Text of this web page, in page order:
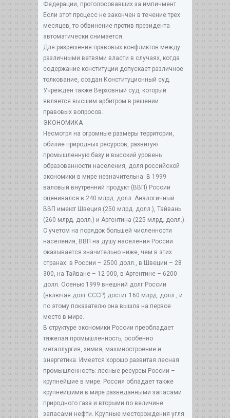
Федерации, проголосовавших за импичмент.
Если этот процесс не закончен в течение трех
месяцев, то обвинение против президента
автоматически снимается.
Для разрешения правовых конфликтов между
различными ветвями власти в случаях, когда
содержание конституции допускает различное
толкование, создан Конституционный суд.
Учрежден также Верховный суд, который
является высшим арбитром в решении
правовых вопросов.
ЭКОНОМИКА
Несмотря на огромные размеры территории,
обилие природных ресурсов, развитую
промышленную базу и высокий уровень
образованности населения, доля российской
экономики в мире незначительна. В 1999
валовый внутренний продукт (ВВП) России
оценивался в 240 млрд. долл. Аналогичный
ВВП имеют Швеция (250 млрд. долл.), Тайвань
(260 млрд. долл.) и Аргентина (225 млрд. долл.).
С учетом на порядок большей численности
населения, ВВП на душу населения России
оказывается значительно ниже, чем в этих
странах: в России – 2500 долл., в Швеции – 28
300, на Тайване – 12 000, в Аргентине – 6200
долл. Осенью 1999 внешний долг России
(включая долг СССР) достиг 160 млрд. долл., и
по этому показателю она вышла на первое
место в мире.
В структуре экономики России преобладает
тяжелая промышленность, особенно
металлургия, химия, машиностроение и
энергетика. Имеется хорошо развитая лесная
промышленность: лесные ресурсы России –
крупнейшие в мире. Россия обладает также
крупнейшими в мире разведанными запасами
природного газа и вторыми по величине
запасами нефти. Крупные месторождения угля